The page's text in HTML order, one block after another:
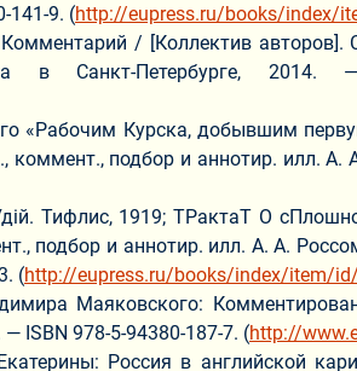
141-9. (http://eupress.ru/books/index/
/ [Коллектив авторов].
в Санкт-Петербурге,
Курска, добывшим
подбор и аннотир. илл.
Тифлис, 1919; ТРактаТ О
подбор и аннотир. илл. А. А.
(http://eupress.ru/books/index/item/
Маяковского:
ISBN 978-5-94380-187-7. (http://
Россия в английской